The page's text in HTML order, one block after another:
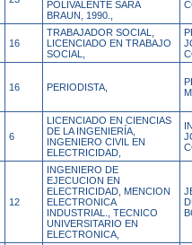
POLIVALENTE SARA
BRAUN, 1990.,
16
TRABAJADOR SOCIAL,
LICENCIADO EN TRABAJO
SOCIAL,
16 PERIODISTA,
6
LICENCIADO EN CIENCIAS
DE LA INGENIERÍA,
INGENIERO CIVIL EN
ELECTRICIDAD,
12
INGENIERO DE
EJECUCION EN
ELECTRICIDAD, MENCION
ELECTRONICA
INDUSTRIAL., TECNICO
UNIVERSITARIO EN
ELECTRONICA,